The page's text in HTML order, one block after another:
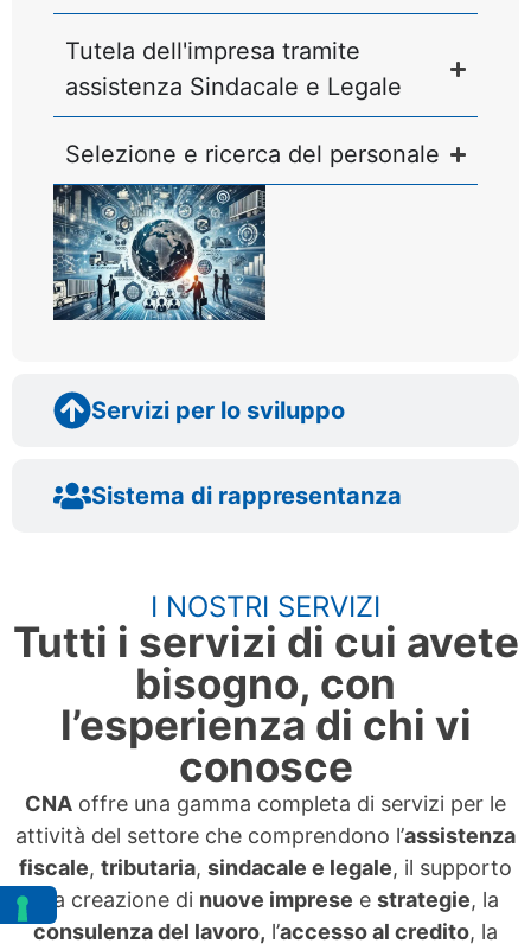
Servizi per lo sviluppo
Sistema di rappresentanza
Tutela dell'impresa tramite
assistenza Sindacale e Legale
Selezione e ricerca del personale
I NOSTRI SERVIZI
Tutti i servizi di cui avete
bisogno, con
l’esperienza di chi vi
conosce
CNA offre una gamma completa di servizi per le
attività del settore che comprendono l’assistenza
fiscale, tributaria, sindacale e legale, il supporto
alla creazione di nuove imprese e strategie, la
consulenza del lavoro, l’accesso al credito, la